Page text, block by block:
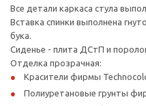
Все детали каркаса стула
Вставка спинки выполнена
бука.
Сиденье - плита ДСтП и
Отделка прозрачная:
Красители фирмы
Полиуретановые грунты